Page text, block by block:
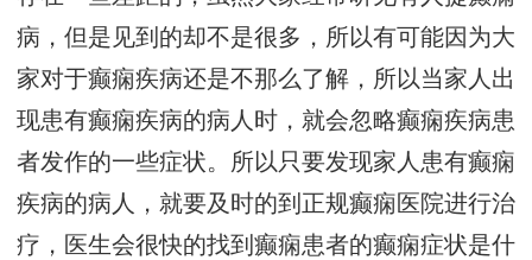
病，但是见到的却不是很多，所以有可能因为大
家对于癫痫疾病还是不那么了解，所以当家人出
现患有癫痫疾病的病人时，就会忽略癫痫疾病患
者发作的一些症状。所以只要发现家人患有癫痫
疾病的病人，就要及时的到正规癫痫医院进行治
疗，医生会很快的找到癫痫患者的癫痫症状是什